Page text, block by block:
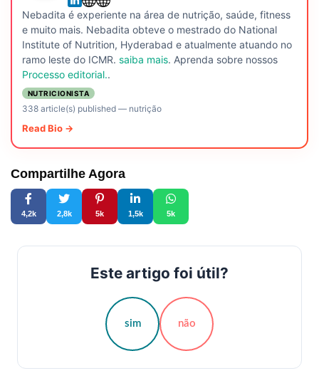
Nebadita é experiente na área de nutrição, saúde, fitness
e muito mais. Nebadita obteve o mestrado do National
Institute of Nutrition, Hyderabad e atualmente atuando no
ramo leste do ICMR. saiba mais. Aprenda sobre nossos
Processo editorial..
NUTRICIONISTA
338 article(s) published— nutrição
Read Bio →
Compartilhe Agora
4,2k 2,8k 5k 1,5k 5k
Este artigo foi útil?
sim não